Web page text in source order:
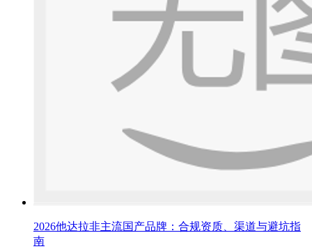
2026他达拉非主流国产品牌：合规资质、渠道与避坑指
南